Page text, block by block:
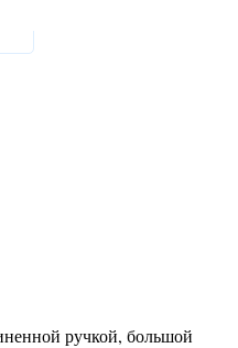
ручкой, большой